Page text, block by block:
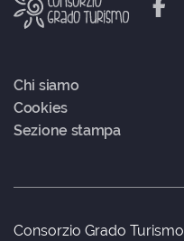
Chi siamo
Cookies
Sezione stampa
Consorzio Grado Turismo